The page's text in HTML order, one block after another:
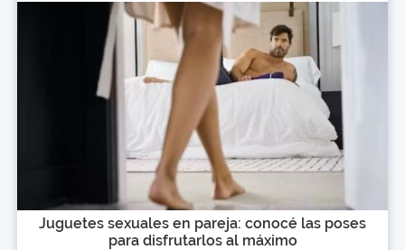
Juguetes sexuales en pareja: conocé las poses
para disfrutarlos al máximo